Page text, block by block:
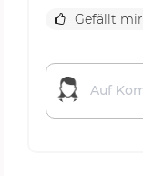
Gefällt mir